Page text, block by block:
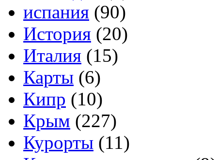
испания (90)
История (20)
Италия (15)
Карты (6)
Кипр (10)
Крым (227)
Курорты (11)